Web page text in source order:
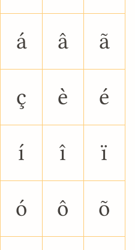
á â ã
ç è é
í î ï
ó ô õ